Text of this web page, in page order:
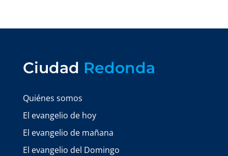
Ciudad Redonda
Quiénes somos
El evangelio de hoy
El evangelio de mañana
El evangelio del Domingo